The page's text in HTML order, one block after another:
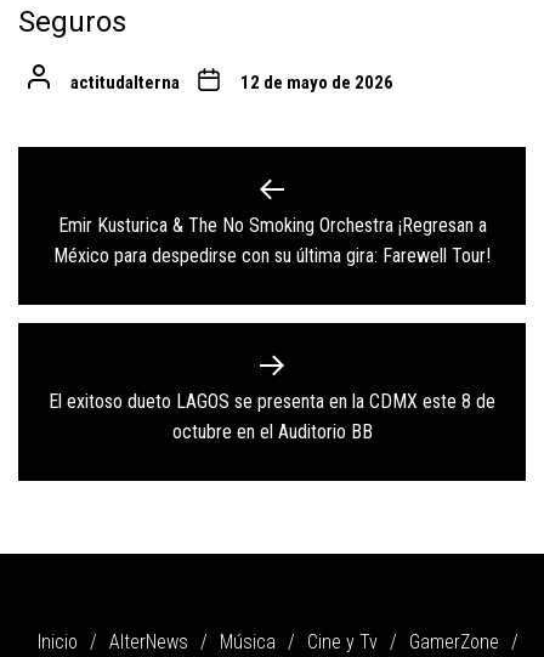
Seguros
actitudalterna 12 de mayo de 2026
entradas
Previous
post:
Emir Kusturica & The No Smoking Orchestra ¡Regresan a
México para despedirse con su última gira: Farewell Tour!
Next
post:
El exitoso dueto LAGOS se presenta en la CDMX este 8 de
octubre en el Auditorio BB
Inicio AlterNews Música Cine y Tv GamerZone